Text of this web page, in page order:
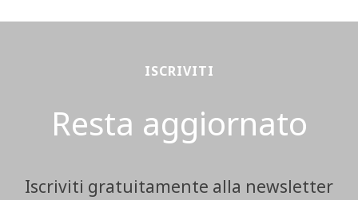
ISCRIVITI
Resta aggiornato
Iscriviti gratuitamente alla newsletter